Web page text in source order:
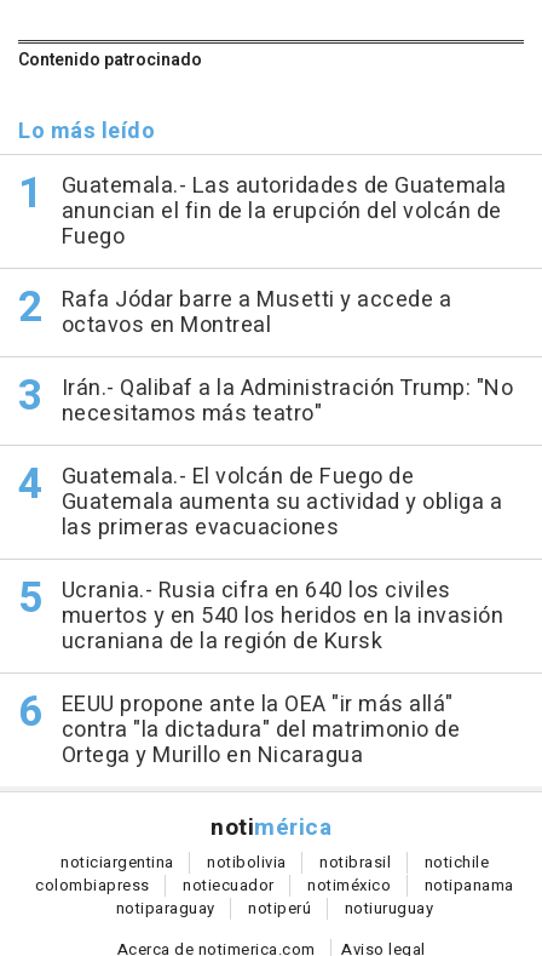
Contenido patrocinado
Lo más leído
Guatemala.- Las autoridades de Guatemala
anuncian el fin de la erupción del volcán de
Fuego
Rafa Jódar barre a Musetti y accede a
octavos en Montreal
Irán.- Qalibaf a la Administración Trump: "No
necesitamos más teatro"
Guatemala.- El volcán de Fuego de
Guatemala aumenta su actividad y obliga a
las primeras evacuaciones
Ucrania.- Rusia cifra en 640 los civiles
muertos y en 540 los heridos en la invasión
ucraniana de la región de Kursk
EEUU propone ante la OEA "ir más allá"
contra "la dictadura" del matrimonio de
Ortega y Murillo en Nicaragua
notimérica
noticiargentina notibolivia notibrasil notichile
colombiapress notiecuador notiméxico notipanama
notiparaguay notiperú notiuruguay
Acerca de notimerica.com
Aviso legal